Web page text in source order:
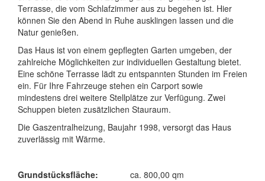
Terrasse, die vom Schlafzimmer aus zu begehen ist. Hier
können Sie den Abend in Ruhe ausklingen lassen und die
Natur genießen.
Das Haus ist von einem gepflegten Garten umgeben, der
zahlreiche Möglichkeiten zur individuellen Gestaltung bietet.
Eine schöne Terrasse lädt zu entspannten Stunden im Freien
ein. Für Ihre Fahrzeuge stehen ein Carport sowie
mindestens drei weitere Stellplätze zur Verfügung. Zwei
Schuppen bieten zusätzlichen Stauraum.
Die Gaszentralheizung, Baujahr 1998, versorgt das Haus
zuverlässig mit Wärme.
Grundstücksfläche:
ca. 800,00 qm